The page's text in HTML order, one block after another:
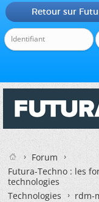
Retour sur
Forum
Futura-Techno : les
technologies
Technologies
rdm-